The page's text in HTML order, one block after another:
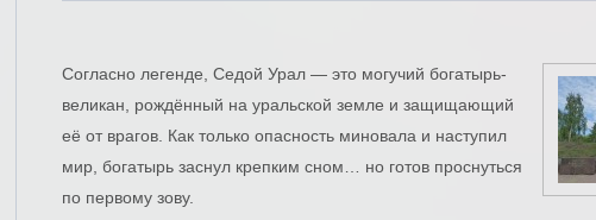
Согласно легенде, Седой Урал — это могучий богатырь-
великан, рождённый на уральской земле и защищающий
её от врагов. Как только опасность миновала и наступил
мир, богатырь заснул крепким сном… но готов проснуться
по первому зову.